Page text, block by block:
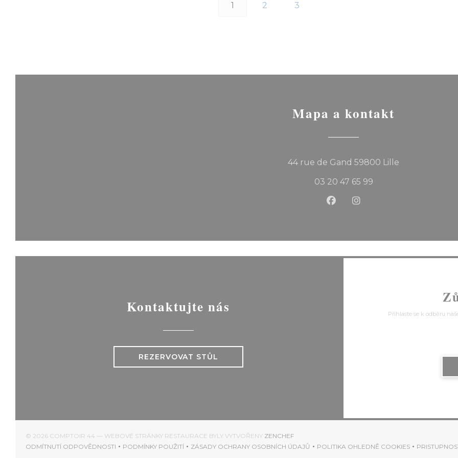
1 2 3
Mapa a kontakt
44 rue de Gand 59800 Lille
03 20 47 65 99
Facebook ((otevře se v
Instagram ((otevře se
Kontaktujte nás
REZERVOVAT STŮL
Přihlaste se k odběru
© 2026 COMPTOIR 44 — WEBOVÉ STRÁNKY RESTAURACE BYLY VYTVOŘENY ZENCHEF((OTEVŘE SE V NOVÉM OKNĚ))
ODMÍTNUTÍ ODPOVĚDNOSTI
((OTEVŘE SE V NOVÉM OKNĚ))
PODMÍNKY POUŽITÍ
((OTEVŘE SE V NOVÉM OKNĚ))
ZÁSADY OCHRANY OSOBNÍCH ÚDAJŮ
((OTEVŘE SE V NOVÉM OKNĚ))
POLITIKA OHLEDNĚ COOKIES
((OTEVŘE SE V NOVÉM